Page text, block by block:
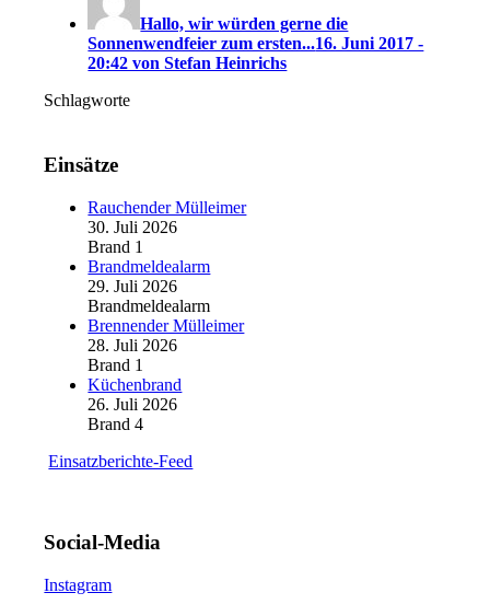
Hallo, wir würden gerne die
Sonnenwendfeier zum ersten...16. Juni 2017 -
20:42 von Stefan Heinrichs
Schlagworte
Einsätze
Rauchender Mülleimer
30. Juli 2026
Brand 1
Brandmeldealarm
29. Juli 2026
Brandmeldealarm
Brennender Mülleimer
28. Juli 2026
Brand 1
Küchenbrand
26. Juli 2026
Brand 4
Einsatzberichte-Feed
Social-Media
Instagram